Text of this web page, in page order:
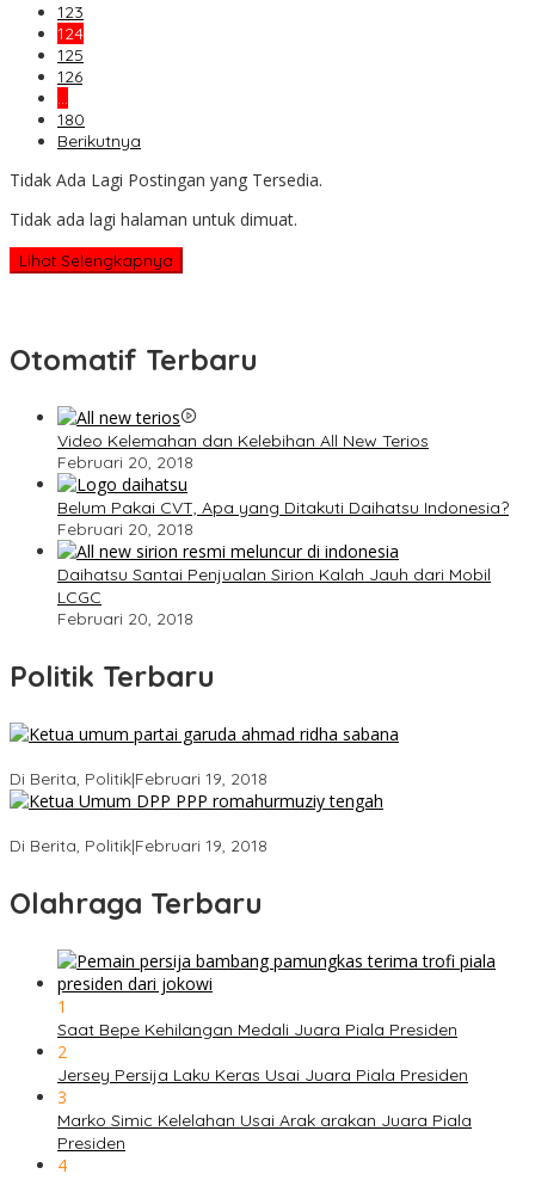
123
124
125
126
…
180
Berikutnya
Tidak Ada Lagi Postingan yang Tersedia.
Tidak ada lagi halaman untuk dimuat.
Lihat Selengkapnya
Otomatif Terbaru
Video Kelemahan dan Kelebihan All New Terios
Februari 20, 2018
Belum Pakai CVT, Apa yang Ditakuti Daihatsu Indonesia?
Februari 20, 2018
Daihatsu Santai Penjualan Sirion Kalah Jauh dari Mobil
LCGC
Februari 20, 2018
Politik Terbaru
Di Berita, Politik|Februari 19, 2018
Di Berita, Politik|Februari 19, 2018
Olahraga Terbaru
1
Saat Bepe Kehilangan Medali Juara Piala Presiden
2
Jersey Persija Laku Keras Usai Juara Piala Presiden
3
Marko Simic Kelelahan Usai Arak arakan Juara Piala
Presiden
4